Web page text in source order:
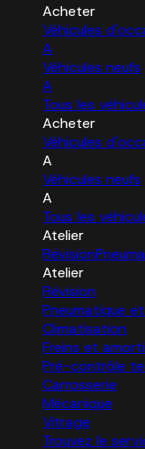
Acheter
Véhicules
A
Véhicules neufs
A
Tous les
Acheter
Véhicules
A
Véhicules neufs
A
Tous les
Atelier
Révision
Atelier
Révision
Pneumatique
Climatisation
Freins et
Pré-contrôle
Carrosserie
Mécanique
Vitrage
Trouvez le